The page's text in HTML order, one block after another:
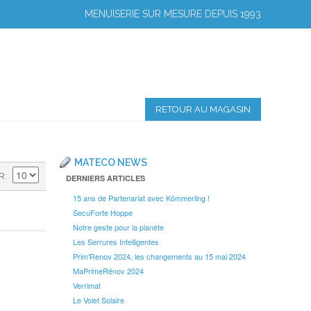
MENUISERIE SUR MESURE DEPUIS 1993
RETOUR AU MAGASIN
MATECO NEWS
DERNIERS ARTICLES
15 ans de Partenariat avec Kömmerling !
SecuForte Hoppe
Notre geste pour la planète
Les Serrures Intelligentes
Prim'Renov 2024, les changements au 15 mai 2024
MaPrimeRénov 2024
Verrimat
Le Volet Solaire